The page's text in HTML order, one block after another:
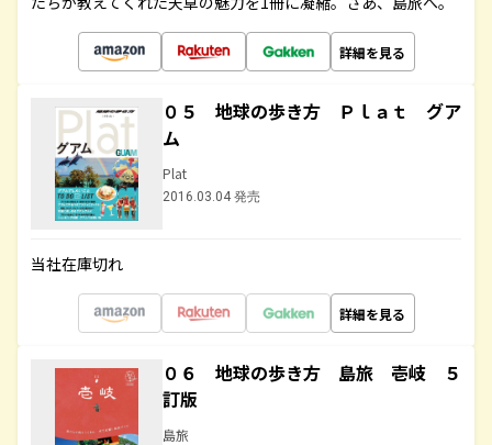
詳細を見る
０５ 地球の歩き方 Ｐｌａｔ グア
ム
Plat
2016.03.04 発売
当社在庫切れ
詳細を見る
０６ 地球の歩き方 島旅 壱岐 ５
訂版
島旅